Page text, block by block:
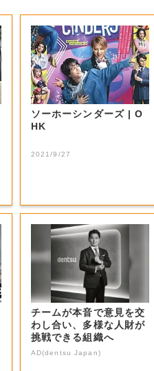
ソーホーシンダーズ | O
HK
2021/9/27
チームが本音で意見を交
わし合い、多様な人財が
挑戦できる組織へ
AD(dentsu Japan)